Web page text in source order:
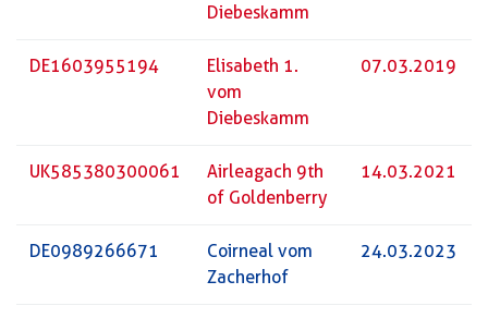
Diebeskamm
DE1603955194
Elisabeth 1.
vom
Diebeskamm
07.03.2019
UK585380300061
Airleagach 9th
of Goldenberry
14.03.2021
DE0989266671
Coirneal vom
Zacherhof
24.03.2023